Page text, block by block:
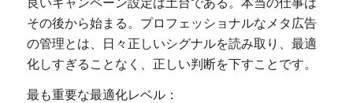
その後から始まる。プロフェッショナルなメタ広告
の管理とは、日々正しいシグナルを読み取り、最適
化しすぎることなく、正しい判断を下すことです。
最も重要な最適化レベル：